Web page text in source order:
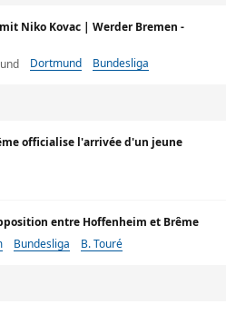
Niko Kovac | Werder Bremen -
Dortmund Bundesliga
officialise l'arrivée d'un jeune
entre Hoffenheim et Brême
Bundesliga B. Touré